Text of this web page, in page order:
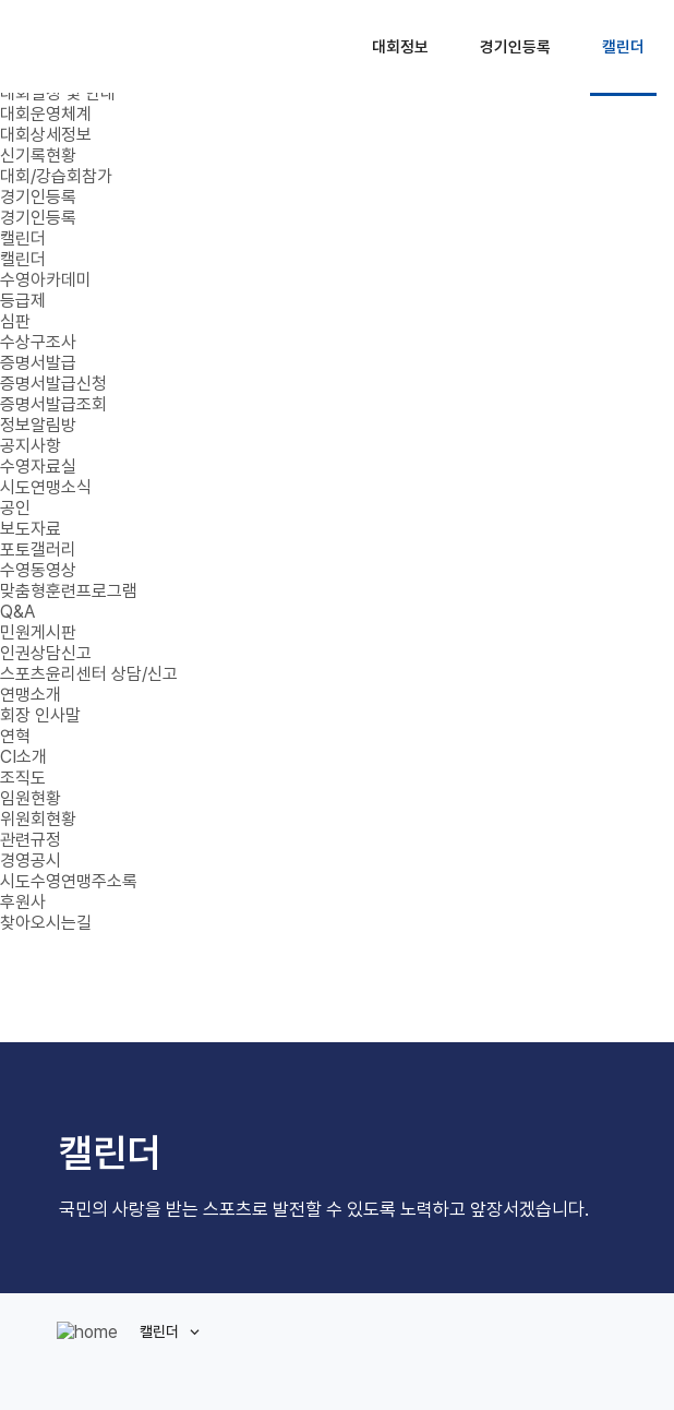
대회일정 및 안내
대회운영체계
대회상세정보
신기록현황
대회/강습회참가
경기인등록
경기인등록
캘린더
캘린더
수영아카데미
등급제
심판
수상구조사
증명서발급
증명서발급신청
증명서발급조회
정보알림방
공지사항
수영자료실
시도연맹소식
공인
보도자료
포토갤러리
수영동영상
맞춤형훈련프로그램
Q&A
민원게시판
인권상담신고
스포츠윤리센터 상담/신고
연맹소개
회장 인사말
연혁
CI소개
조직도
임원현황
위원회현황
관련규정
경영공시
시도수영연맹주소록
후원사
찾아오시는길
대회정보 경기인등록 캘린더
캘린더
국민의 사랑을 받는 스포츠로 발전할 수 있도록 노력하고 앞장서겠습니다.
캘린더